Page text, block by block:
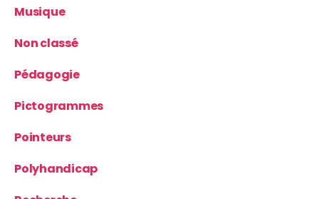
Musique
Non classé
Pédagogie
Pictogrammes
Pointeurs
Polyhandicap